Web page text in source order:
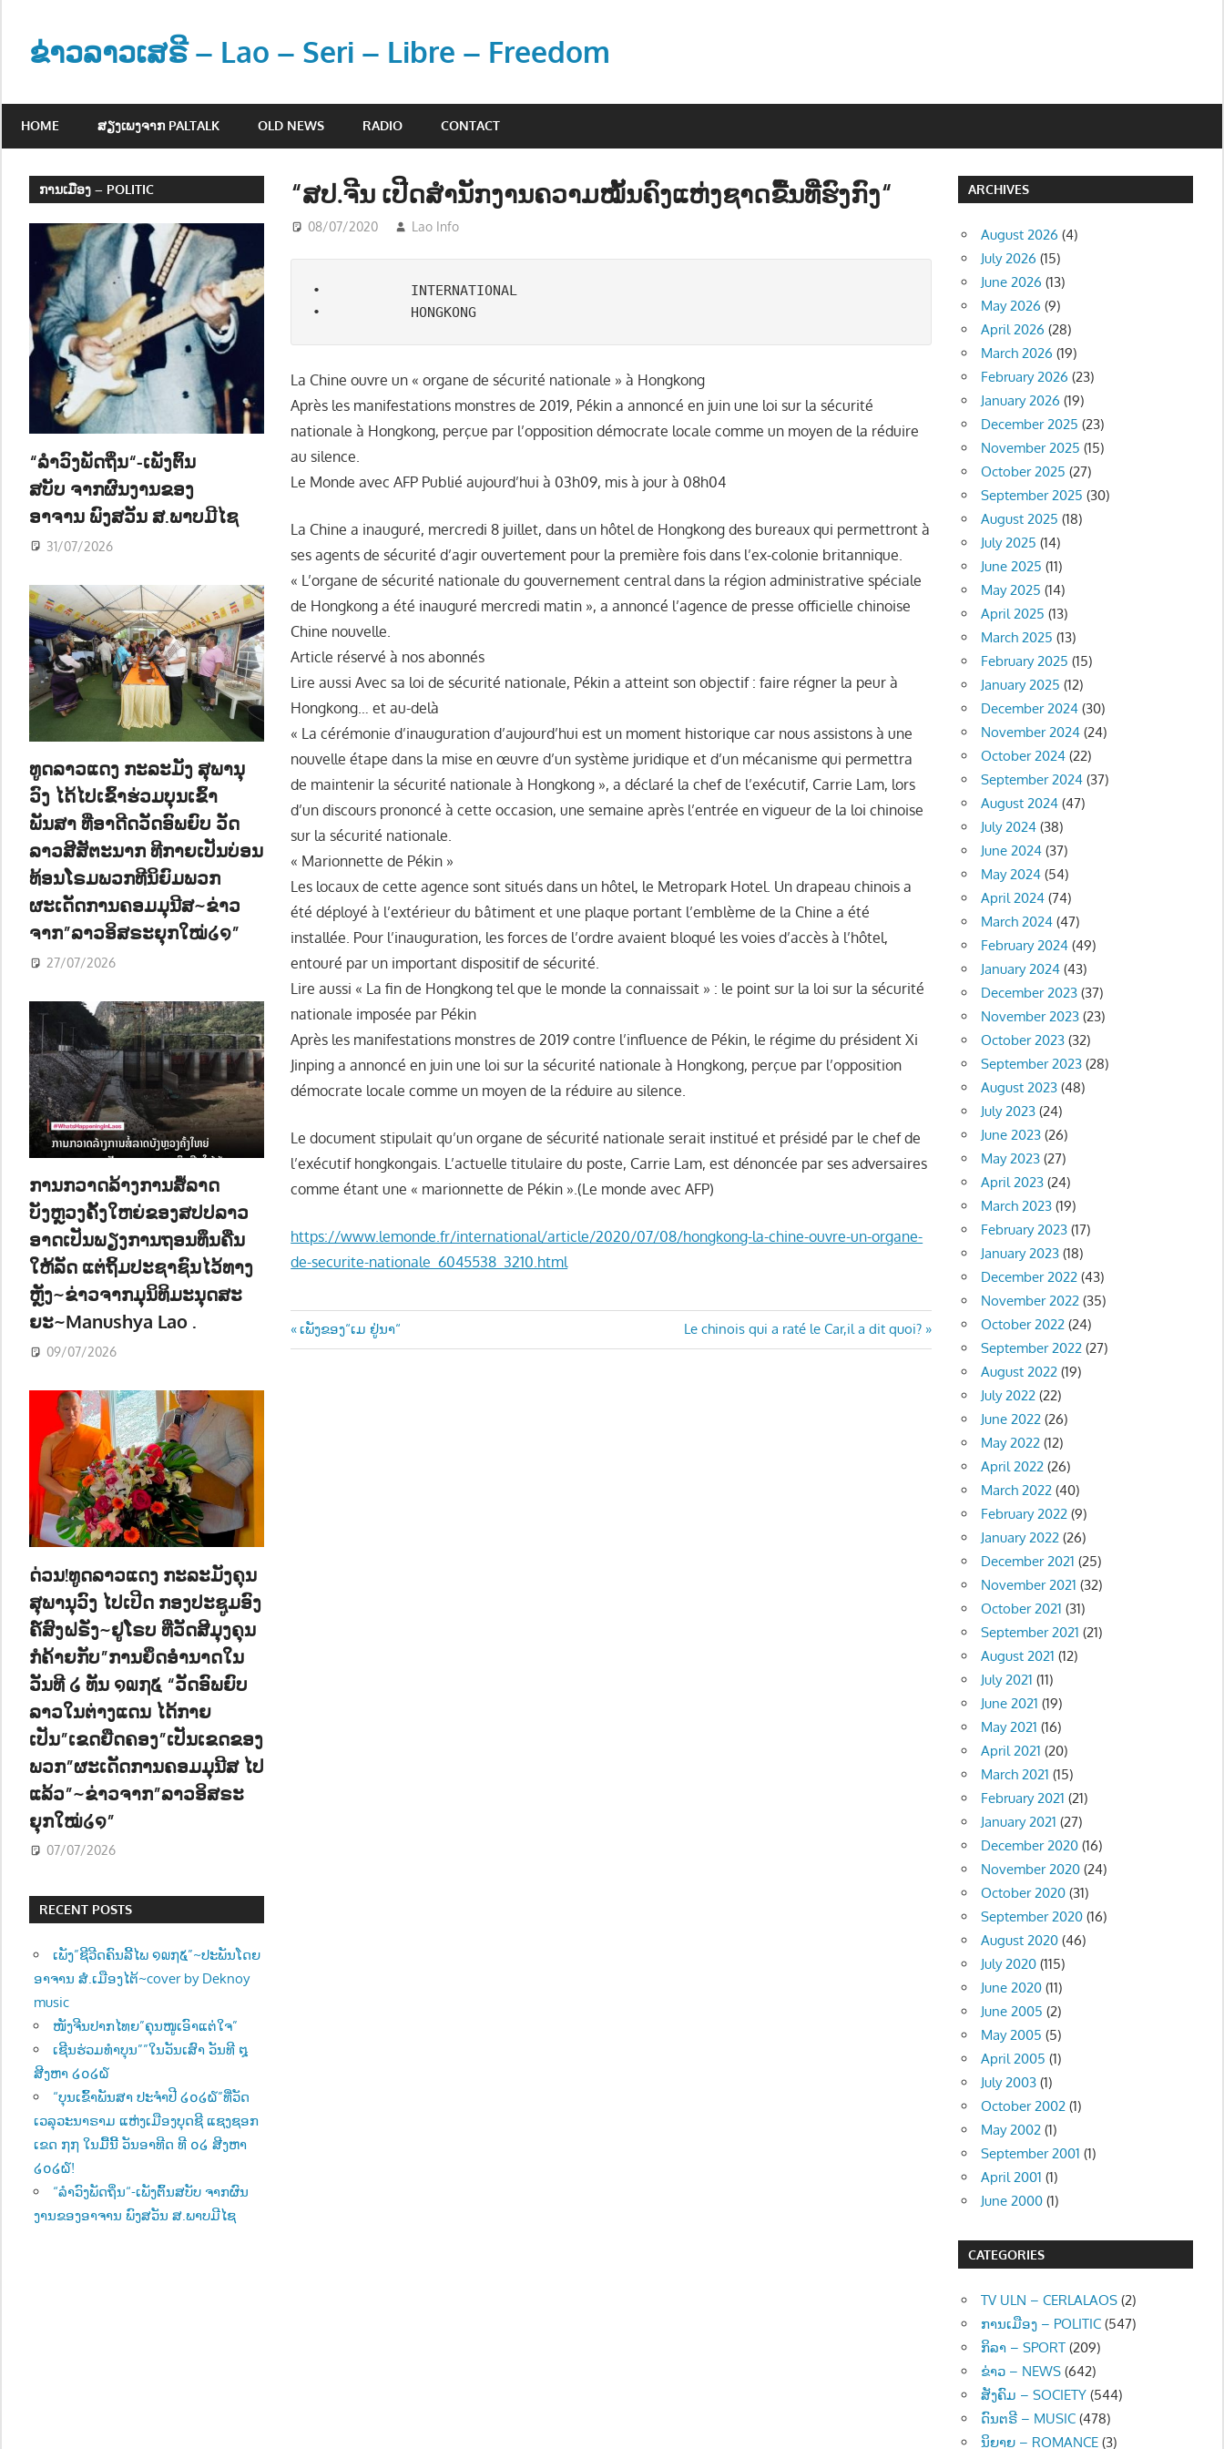
contentຂ່າວລາວເສຣີ – Lao – Seri – Libre – Freedom
ວ
ະ
ຂ່
າ
ວ
າ
HOME ສຽງເພງຈາກ PALTALK OLD NEWS RADIO CONTACT
“ສປ.ຈີນ ເປີດສຳນັກງານຄວາມໝັ້ນຄົງແຫ່ງຊາດຂື້ນທີ່ຮົງກົງ“
08/07/2020 Lao Info
•           INTERNATIONAL
•           HONGKONG
La Chine ouvre un « organe de sécurité nationale » à Hongkong
Après les manifestations monstres de 2019, Pékin a annoncé en juin une loi sur la sécurité
nationale à Hongkong, perçue par l’opposition démocrate locale comme un moyen de la réduire
au silence.
Le Monde avec AFP Publié aujourd’hui à 03h09, mis à jour à 08h04
La Chine a inauguré, mercredi 8 juillet, dans un hôtel de Hongkong des bureaux qui permettront à
ses agents de sécurité d’agir ouvertement pour la première fois dans l’ex-colonie britannique.
« L’organe de sécurité nationale du gouvernement central dans la région administrative spéciale
de Hongkong a été inauguré mercredi matin », a annoncé l’agence de presse officielle chinoise
Chine nouvelle.
Article réservé à nos abonnés
Lire aussi Avec sa loi de sécurité nationale, Pékin a atteint son objectif : faire régner la peur à
Hongkong… et au-delà
« La cérémonie d’inauguration d’aujourd’hui est un moment historique car nous assistons à une
nouvelle étape dans la mise en œuvre d’un système juridique et d’un mécanisme qui permettra
de maintenir la sécurité nationale à Hongkong », a déclaré la chef de l’exécutif, Carrie Lam, lors
d’un discours prononcé à cette occasion, une semaine après l’entrée en vigueur de la loi chinoise
sur la sécurité nationale.
« Marionnette de Pékin »
Les locaux de cette agence sont situés dans un hôtel, le Metropark Hotel. Un drapeau chinois a
été déployé à l’extérieur du bâtiment et une plaque portant l’emblème de la Chine a été
installée. Pour l’inauguration, les forces de l’ordre avaient bloqué les voies d’accès à l’hôtel,
entouré par un important dispositif de sécurité.
Lire aussi « La fin de Hongkong tel que le monde la connaissait » : le point sur la loi sur la sécurité
nationale imposée par Pékin
Après les manifestations monstres de 2019 contre l’influence de Pékin, le régime du président Xi
Jinping a annoncé en juin une loi sur la sécurité nationale à Hongkong, perçue par l’opposition
démocrate locale comme un moyen de la réduire au silence.
Le document stipulait qu’un organe de sécurité nationale serait institué et présidé par le chef de
l’exécutif hongkongais. L’actuelle titulaire du poste, Carrie Lam, est dénoncée par ses adversaires
comme étant une « marionnette de Pékin ».(Le monde avec AFP)
https://www.lemonde.fr/international/article/2020/07/08/hongkong-la-chine-ouvre-un-organe-
de-securite-nationale_6045538_3210.html
Post
Previous
Post:
ເພັງຂອງ“ເມ ຢູ່ນາ“
Next
Post:
Le chinois qui a raté le Car,il a dit quoi?
ການເມືອງ – POLITIC
“ລຳວົງພັດຖິ່ນ“-ເພັງຕົ້ນ
ສບັບ ຈາກຜົນງານຂອງ
ອາຈານ ພົງສວັນ ສ.ພາບມີໄຊ
31/07/2026
ທູດລາວແດງ ກະລະມັງ ສຸພານຸ
ວົງ ໄດ້ໄປເຂົ້າຮ່ວມບຸນເຂົ້າ
ພັນສາ ທີ່ອາດີດວັດອົພຍົບ ວັດ
ລາວສີສັຕະນາກ ທີກາຍເປັນບ່ອນ
ທ້ອນໂຣມພວກທີນິຍົມພວກ
ຜະເດັດການຄອມມຸນີສ~ຂ່າວ
ຈາກ”ລາວອິສຣະຍຸກໃໝ່໒໑”
27/07/2026
ການກວາດລ້າງການສໍ້ລາດ
ບັງຫຼວງຄັ້ງໃຫຍ່ຂອງສປປລາວ
ອາດເປັນພຽງການຖອນທຶນຄືນ
ໃຫ້ລັດ ແຕ່ຖິ້ມປະຊາຊົນໄວ້ທາງ
ຫຼັງ~ຂ່າວຈາກມຸນິທິມະນຸດສະ
ຍະ~Manushya Lao .
09/07/2026
ດ່ວນ!ທູດລາວແດງ ກະລະມັງຄຸນ
ສຸພານຸວົງ ໄປເປີດ ກອງປະຊູມອົງ
ຄ໌ສົງຝຣັ່ງ~ຢູໂຣບ ທີ່ວັດສີມຸງຄຸນ
ກໍຄ້າຍກັບ”ການຍຶດອຳນາດໃນ
ວັນທີ ໒ ທັນ ໑໙໗໕ “ວັດອົພຍົບ
ລາວໃນຕ່າງແດນ ໄດ້ກາຍ
ເປັນ”ເຂດຍືດຄອງ”ເປັນເຂດຂອງ
ພວກ”ຜະເດັດການຄອມມຸນີສ ໄປ
ແລ້ວ”~ຂ່າວຈາກ”ລາວອິສຣະ
ຍຸກໃໝ່໒໑”
07/07/2026
RECENT POSTS
ເພັງ”ຊີວີດຄົນລີ້ໄພ ໑໙໗໕”~ປະພັນໂດຍ
ອາຈານ ສໍ.ເມືອງໄຕ້~cover by Deknoy
music
ໜັງຈີນປາກໄທຍ”ຄຸນໜູເອົາແຕ່ໃຈ”
ເຊີນຮ່ວມທຳບຸນ””ໃນວັນເສົາ ວັນທີ ໘
ສີງຫາ ໒໐໒໖
“ບຸນເຂົ້າພັນສາ ປະຈຳປີ ໒໐໒໖”ທີ່ວັດ
ເວລຸວະນາຣາມ ແຫ່ງເມືອງບຸດຊີ ແຊງຊອກ
ເຂດ ໗໗ ໃນມື້ນີ້ ວັນອາທີດ ທີ ໐໒ ສີງຫາ
໒໐໒໖!
“ລຳວົງພັດຖິ່ນ“-ເພັງຕົ້ນສບັບ ຈາກຜົນ
ງານຂອງອາຈານ ພົງສວັນ ສ.ພາບມີໄຊ
ARCHIVES
August 2026 (4)
July 2026 (15)
June 2026 (13)
May 2026 (9)
April 2026 (28)
March 2026 (19)
February 2026 (23)
January 2026 (19)
December 2025 (23)
November 2025 (15)
October 2025 (27)
September 2025 (30)
August 2025 (18)
July 2025 (14)
June 2025 (11)
May 2025 (14)
April 2025 (13)
March 2025 (13)
February 2025 (15)
January 2025 (12)
December 2024 (30)
November 2024 (24)
October 2024 (22)
September 2024 (37)
August 2024 (47)
July 2024 (38)
June 2024 (37)
May 2024 (54)
April 2024 (74)
March 2024 (47)
February 2024 (49)
January 2024 (43)
December 2023 (37)
November 2023 (23)
October 2023 (32)
September 2023 (28)
August 2023 (48)
July 2023 (24)
June 2023 (26)
May 2023 (27)
April 2023 (24)
March 2023 (19)
February 2023 (17)
January 2023 (18)
December 2022 (43)
November 2022 (35)
October 2022 (24)
September 2022 (27)
August 2022 (19)
July 2022 (22)
June 2022 (26)
May 2022 (12)
April 2022 (26)
March 2022 (40)
February 2022 (9)
January 2022 (26)
December 2021 (25)
November 2021 (32)
October 2021 (31)
September 2021 (21)
August 2021 (12)
July 2021 (11)
June 2021 (19)
May 2021 (16)
April 2021 (20)
March 2021 (15)
February 2021 (21)
January 2021 (27)
December 2020 (16)
November 2020 (24)
October 2020 (31)
September 2020 (16)
August 2020 (46)
July 2020 (115)
June 2020 (11)
June 2005 (2)
May 2005 (5)
April 2005 (1)
July 2003 (1)
October 2002 (1)
May 2002 (1)
September 2001 (1)
April 2001 (1)
June 2000 (1)
CATEGORIES
TV ULN – CERLALAOS (2)
ການເມືອງ – POLITIC (547)
ກິລາ – SPORT (209)
ຂ່າວ – NEWS (642)
ສັງຄົມ – SOCIETY (544)
ດົນຕຣີ – MUSIC (478)
ນິຍາຍ – ROMANCE (3)